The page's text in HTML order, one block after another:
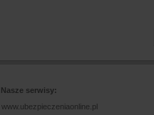
Nasze serwisy:
www.ubezpieczeniaonline.pl